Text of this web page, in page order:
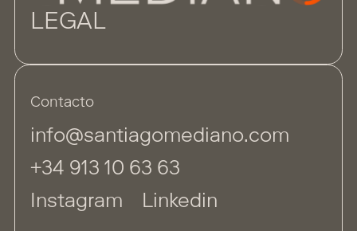
Contacto
info@santiagomediano.com
+34 913 10 63 63
Instagram
Linkedin
LEGAL